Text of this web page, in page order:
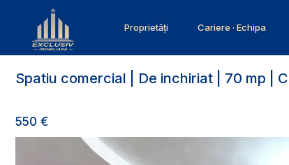
Proprietăți Cariere · Echipa
Spatiu comercial | De inchiriat | 70 mp |
550 €